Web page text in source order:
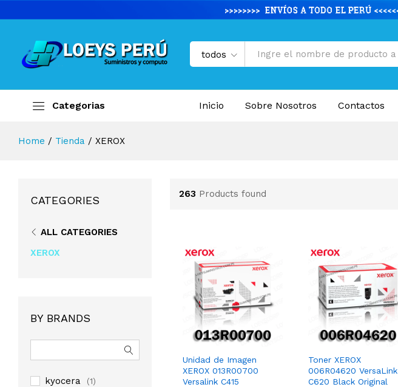
todos
Categorias Inicio Sobre Nosotros Contactos
Home / Tienda / XEROX
263 Products found
Unidad de Imagen
XEROX 013R00700
Versalink C415
Toner XEROX
006R04620 VersaLink
C620 Black Original
CATEGORIES
ALL CATEGORIES
XEROX
BY BRANDS
kyocera (1)